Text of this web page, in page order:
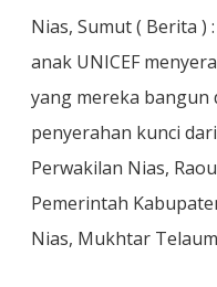
Nias, Sumut ( Berita )
anak UNICEF
yang mereka bangun
penyerahan kunci
Perwakilan Nias,
Pemerintah
Nias, Mukhtar